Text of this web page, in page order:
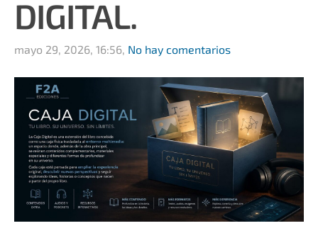
DIGITAL.
mayo 29, 2026, 16:56, No hay comentarios